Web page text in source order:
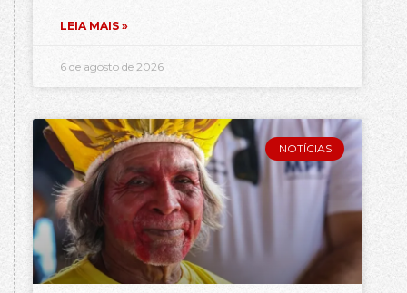
LEIA MAIS »
6 de agosto de 2026
NOTÍCIAS